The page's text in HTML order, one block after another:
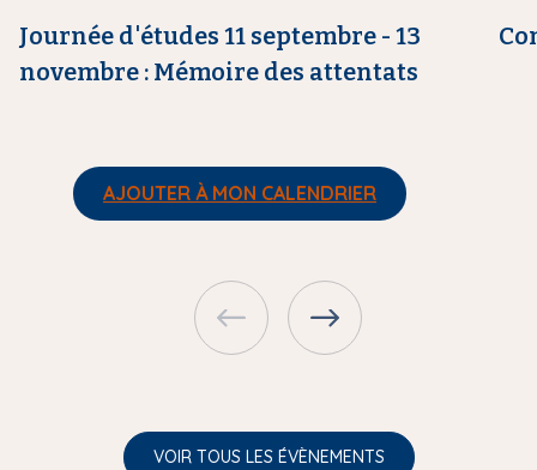
Journée d'études 11 septembre - 13
novembre : Mémoire des attentats
AJOUTER À MON CALENDRIER
VOIR TOUS LES ÉVÈNEMENTS